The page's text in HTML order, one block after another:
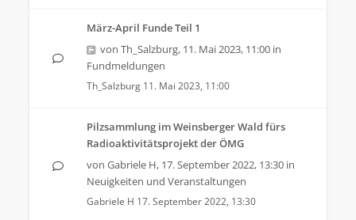
März-April Funde Teil 1
von Th_Salzburg, 11. Mai 2023, 11:00 in
Fundmeldungen
Th_Salzburg 11. Mai 2023, 11:00
Pilzsammlung im Weinsberger Wald fürs
Radioaktivitätsprojekt der ÖMG
von Gabriele H, 17. September 2022, 13:30 in
Neuigkeiten und Veranstaltungen
Gabriele H 17. September 2022, 13:30